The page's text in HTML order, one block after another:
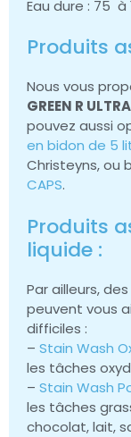
Eau dure : 75 à
Produits
Nous vous
GREEN R
pouvez aussi
en bidon de 5
Christeyns, ou
CAPS.
Produits
liquide :
Par ailleurs,
peuvent vous
difficiles :
– Stain Wash
les tâches
– Stain Wash
les tâches
chocolat, lait,